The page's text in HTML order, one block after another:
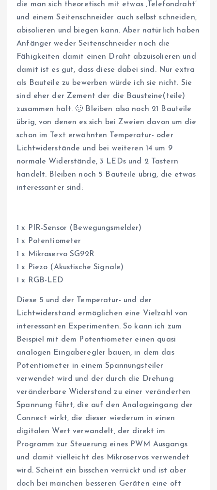
die man sich theoretisch mit etwas ‚Telefondraht’
und einem Seitenschneider auch selbst schneiden,
abisolieren und biegen kann. Aber natürlich haben
Anfänger weder Seitenschneider noch die
Fähigkeiten damit einen Draht abzuisolieren und
damit ist es gut, dass diese dabei sind. Nur extra
als Bauteile zu bewerben würde ich sie nicht. Sie
sind eher der Zement der die Bausteine(teile)
zusammen hält. 🙂 Bleiben also noch 21 Bauteile
übrig, von denen es sich bei Zweien davon um die
schon im Text erwähnten Temperatur- oder
Lichtwiderstände und bei weiteren 14 um 9
normale Widerstände, 3 LEDs und 2 Tastern
handelt. Bleiben noch 5 Bauteile übrig, die etwas
interessanter sind:
1 x PIR-Sensor (Bewegungsmelder)
1 x Potentiometer
1 x Mikroservo SG92R
1 x Piezo (Akustische Signale)
1 x RGB-LED
Diese 5 und der Temperatur- und der
Lichtwiderstand ermöglichen eine Vielzahl von
interessanten Experimenten. So kann ich zum
Beispiel mit dem Potentiometer einen quasi
analogen Eingaberegler bauen, in dem das
Potentiometer in einem Spannungsteiler
verwendet wird und der durch die Drehung
veränderbare Widerstand zu einer veränderten
Spannung führt, die auf den Analogeingang der
Connect wirkt, die dieser wiederum in einen
digitalen Wert verwandelt, der direkt im
Programm zur Steuerung eines PWM Ausgangs
und damit vielleicht des Mikroservos verwendet
wird. Scheint ein bisschen verrückt und ist aber
doch bei manchen besseren Geräten eine oft